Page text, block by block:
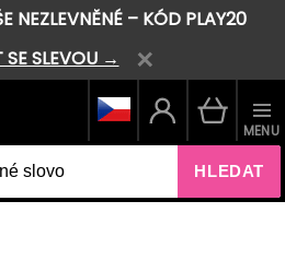
NEZLEVNĚNÉ – KÓD PLAY20
SE SLEVOU →
HLEDAT
MENU